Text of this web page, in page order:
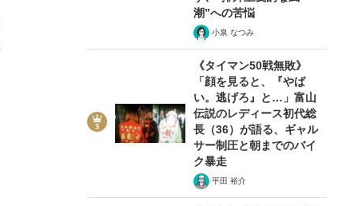
潮”への苦悩
小泉 なつみ
《タイマン50戦無敗》
「顔を見ると、『やば
い。逃げろ』と…」富山
伝説のレディース初代総
長（36）が語る、ギャル
サー制圧と朝までのバイ
ク暴走
平田 裕介